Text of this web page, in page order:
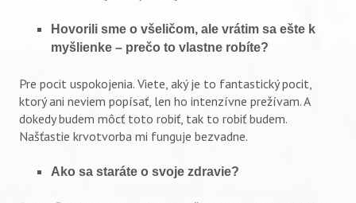
Hovorili sme o všeličom, ale vrátim sa ešte k
myšlienke – prečo to vlastne robíte?
Pre pocit uspokojenia. Viete, aký je to fantastický pocit,
ktorý ani neviem popísať, len ho intenzívne prežívam. A
dokedy budem môcť toto robiť, tak to robiť budem.
Našťastie krvotvorba mi funguje bezvadne.
Ako sa staráte o svoje zdravie?